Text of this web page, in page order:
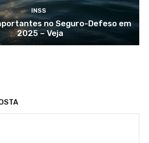
INSS
no Seguro-Defeso em
2025 – Veja